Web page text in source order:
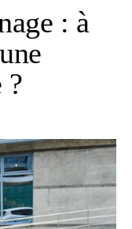
: à
?